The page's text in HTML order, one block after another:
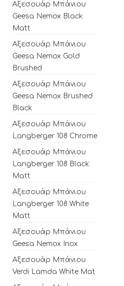
Αξεσουάρ Μπάνιου
Geesa Nemox Black
Matt
Αξεσουάρ Μπάνιου
Geesa Nemox Gold
Brushed
Αξεσουάρ Μπάνιου
Geesa Nemox Brushed
Black
Αξεσουάρ Μπάνιου
Langberger 108 Chrome
Αξεσουάρ Μπάνιου
Langberger 108 Black
Matt
Αξεσουάρ Μπάνιου
Langberger 108 White
Matt
Αξεσουάρ Μπάνιου
Geesa Nemox Inox
Αξεσουάρ Μπάνιου
Verdi Lamda White Mat